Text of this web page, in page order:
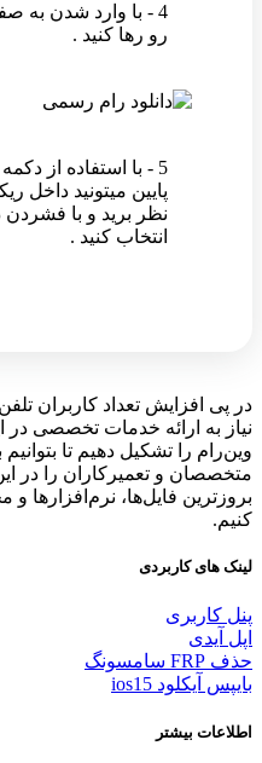
4 - با وارد شدن به
رو رها کنید .
5 - با استفاده از
پایین میتونید داخل
نظر برید و با فشردن
انتخاب کنید .
در پی افزایش تعداد کاربران
نیاز به ارائه خدمات تخصصی در
وین‌رام را تشکیل دهیم تا
متخصصان و تعمیرکاران را در
بروزترین فایل‌ها، نرم‌افزارها
کنیم.
لینک های کاربردی
پنل کاربری
اپل آیدی
حذف FRP سامسونگ
بایپس آیکلود ios15
اطلاعات بیشتر